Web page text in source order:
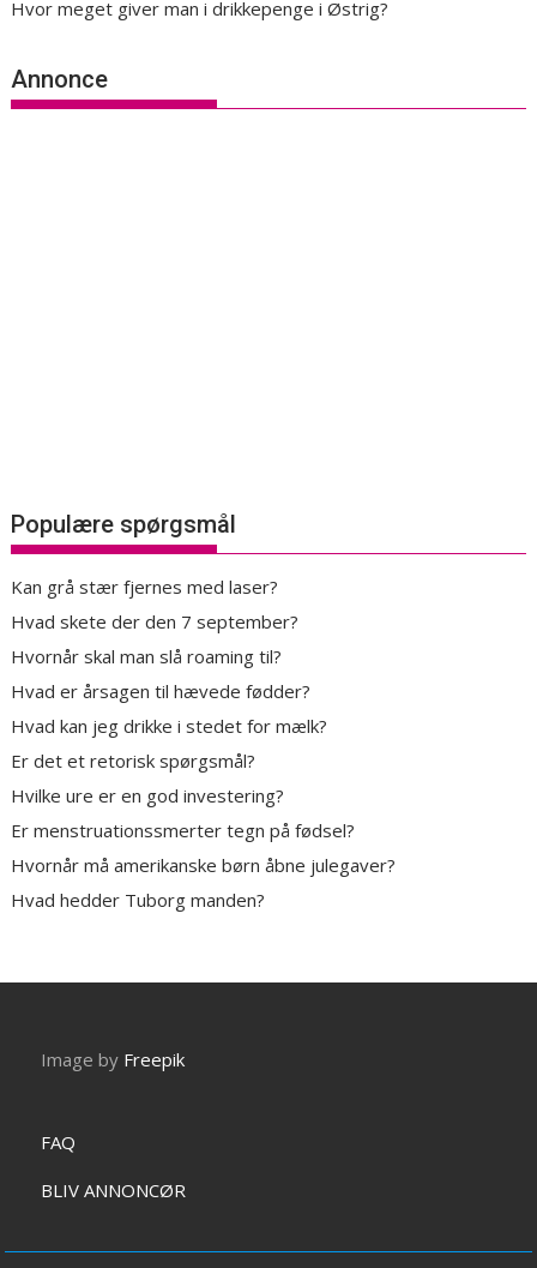
Hvor meget giver man i drikkepenge i Østrig?
Annonce
Populære spørgsmål
Kan grå stær fjernes med laser?
Hvad skete der den 7 september?
Hvornår skal man slå roaming til?
Hvad er årsagen til hævede fødder?
Hvad kan jeg drikke i stedet for mælk?
Er det et retorisk spørgsmål?
Hvilke ure er en god investering?
Er menstruationssmerter tegn på fødsel?
Hvornår må amerikanske børn åbne julegaver?
Hvad hedder Tuborg manden?
Image by Freepik
FAQ
BLIV ANNONCØR